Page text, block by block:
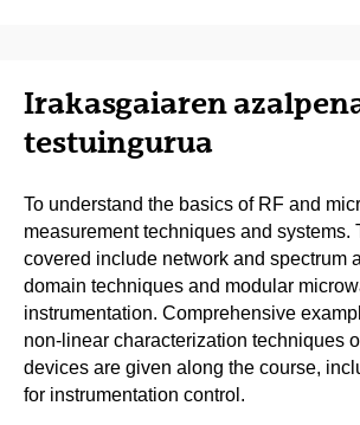
Irakasgaiaren
testuingurua
To understand the basics of RF and
measurement techniques and systems.
covered include network and spectrum
domain techniques and modular
instrumentation. Comprehensive
non-linear characterization techniques
devices are given along the course,
for instrumentation control.